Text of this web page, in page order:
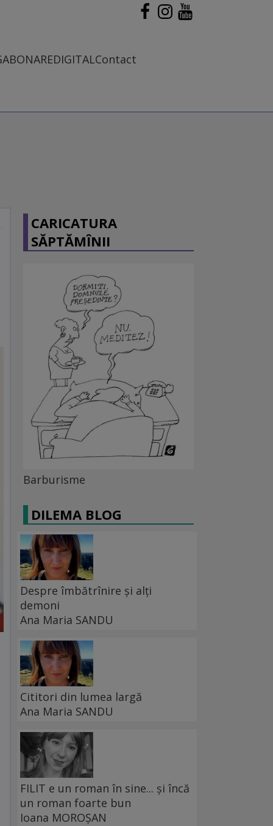
ABONAREDIGITALContact
CARICATURA
SĂPTĂMÎNII
Barburisme
DILEMA BLOG
Despre îmbătrînire și alți
demoni
Ana Maria SANDU
Cititori din lumea largă
Ana Maria SANDU
FILIT e un roman în sine... și încă
un roman foarte bun
Ioana MOROȘAN